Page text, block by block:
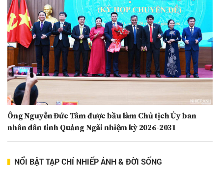
Ông Nguyễn Đức Tâm được bầu làm Chủ tịch Ủy ban
nhân dân tỉnh Quảng Ngãi nhiệm kỳ 2026-2031
NỔI BẬT TẠP CHÍ NHIẾP ẢNH & ĐỜI SỐNG